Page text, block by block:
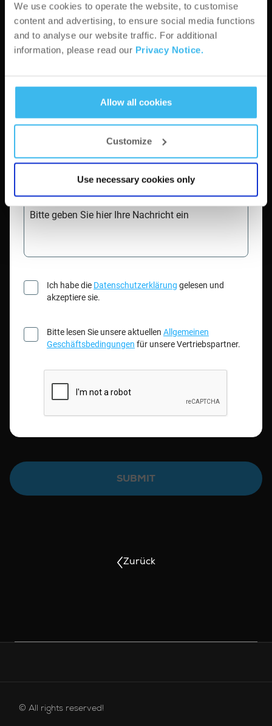
We use cookies to operate the website, to customise
content and advertising, to ensure social media functions
and to analyse our website traffic. For additional
information, please read our Privacy Notice.
Allow all cookies
Customize
Use necessary cookies only
Zurück
Stadt*
Adresse*
Webseite*
Bitte geben Sie hier Ihre Nachricht ein
Ich habe die Datenschutzerklärung gelesen und
akzeptiere sie.
Bitte lesen Sie unsere aktuellen Allgemeinen
Geschäftsbedingungen für unsere Vertriebspartner.
SUBMIT
© All rights reserved!